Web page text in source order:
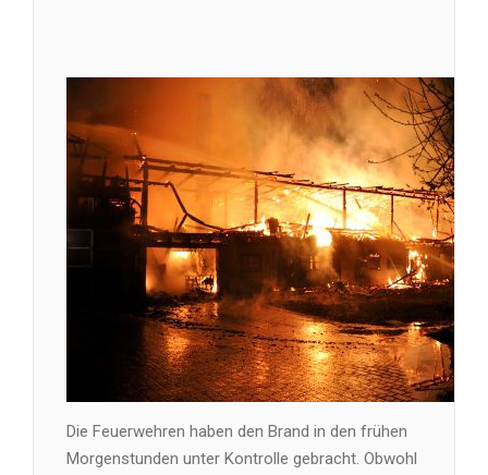
Die Feuerwehren haben den Brand in den frühen
Morgenstunden unter Kontrolle gebracht. Obwohl